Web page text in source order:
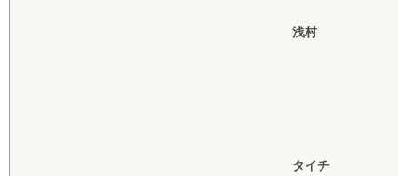
浅村
タイチ